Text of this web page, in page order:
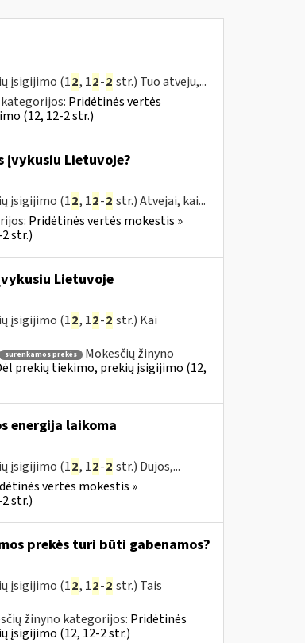
įsigijimo (12, 12-2 str.) Tuo atveju,...
Pridėtinės vertės
(12, 12-2 str.)
įvykusiu Lietuvoje?
įsigijimo (12, 12-2 str.) Atvejai, kai...
Pridėtinės vertės mokestis »
str.)
Lietuvoje
įsigijimo (12, 12-2 str.) Kai
surenkamos prekės
Mokesčių žinyno
prekių tiekimo, prekių įsigijimo (12,
energija laikoma
įsigijimo (12, 12-2 str.) Dujos,...
vertės mokestis »
str.)
prekės turi būti gabenamos?
įsigijimo (12, 12-2 str.) Tais
žinyno kategorijos: Pridėtinės
įsigijimo (12, 12-2 str.)